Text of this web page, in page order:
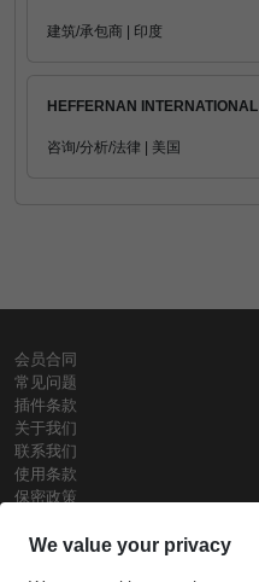
建筑/承包商 | 印度
HEFFERNAN INTERNATIONAL
咨询/分析/法律 | 美国
会员合同
常见问题
插件条款
关于我们
联系我们
使用条款
保密政策